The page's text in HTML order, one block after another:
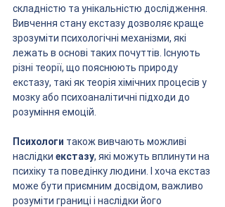
складністю та унікальністю дослідження.
Вивчення стану екстазу дозволяє краще
зрозуміти психологічні механізми, які
лежать в основі таких почуттів. Існують
різні теорії, що пояснюють природу
екстазу, такі як теорія хімічних процесів у
мозку або психоаналітичні підходи до
розуміння емоцій.
Психологи також вивчають можливі
наслідки екстазу, які можуть вплинути на
психіку та поведінку людини. І хоча екстаз
може бути приємним досвідом, важливо
розуміти границі і наслідки його